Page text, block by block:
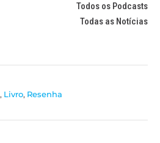
Todos os Podcasts
Todas as Notícias
, Livro, Resenha